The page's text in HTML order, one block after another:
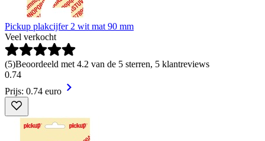
Pickup plakcijfer 2 wit mat 90 mm
Veel verkocht
(5)Beoordeeld met 4.2 van de 5 sterren, 5 klantreviews
0.74
Prijs: 0.74 euro